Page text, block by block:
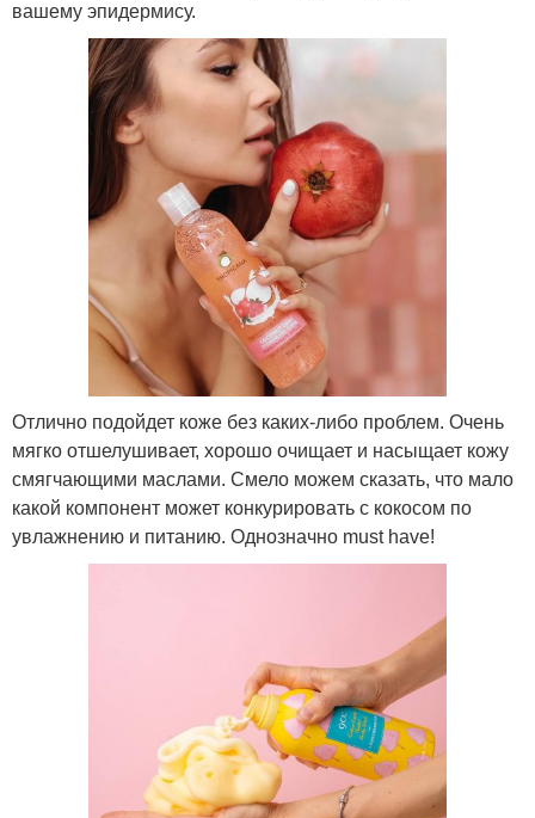
вашему эпидермису.
Отлично подойдет коже без каких-либо проблем. Очень
мягко отшелушивает, хорошо очищает и насыщает кожу
смягчающими маслами. Смело можем сказать, что мало
какой компонент может конкурировать с кокосом по
увлажнению и питанию. Однозначно must have!